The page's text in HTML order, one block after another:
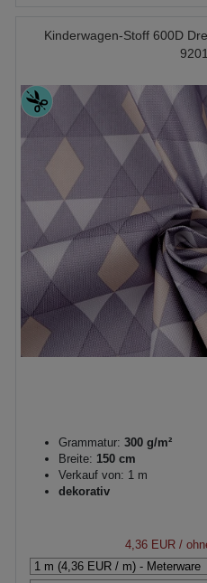
Kinderwagen-Stoff 600D
Grammatur: 300 g/m²
Breite: 150 cm
Verkauf von: 1 m
dekorativ
4,36 EUR/